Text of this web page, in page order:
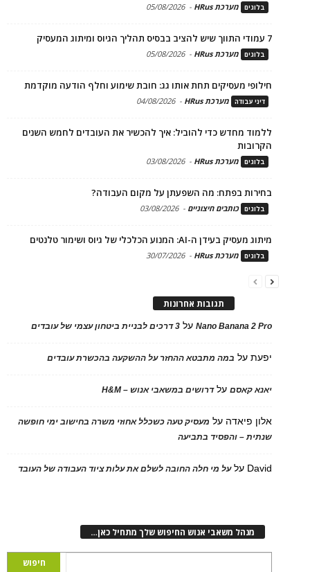
בלוגים מערכת HRus -
05/08/2026
7 עמודי התווך שיש להציב בבסיס תהליך הגיוס ומיתוג המעסיק
בלוגים מערכת HRus -
05/08/2026
חילופי מעסיקים תחת אותו גג: חובת שימוע וחלף הודעה מוקדמת
דיני עבודה מערכת HRus -
04/08/2026
ללמוד מחדש כדי להוביל: איך להכשיר את העובדים לחמש השנים
הקרובות
בלוגים מערכת HRus -
03/08/2026
בחירות בפתח: מה השפעתן על מקום העבודה?
בלוגים כותבים חיצוניים -
03/08/2026
מיתוג מעסיק בעידן ה-AI: המנוע הכלכלי של גיוס ושימור טלנטים
בלוגים מערכת HRus -
30/07/2026
תגובות אחרונות
Nano Banana 2 Proעל 3 דרכים לבניית ביטחון עצמי של עובדים
יפעתעל במה מתבטא ההחזר על ההשקעה בהכשרת עובדים
יאנא קאסםעלדרושים במשאבי אנוש – H&M
אלון פיאדה על מעסיק טעה כשכלל אחוזי משרה בחישוב ימי חופשה
שנתית – והפסיד בתביעה
David עלעל מי חלה החובה לשלם את עלות ציוד העבודה של העובד
מנהל משאבי אנוש החיפוש שלך מתחיל כאן…